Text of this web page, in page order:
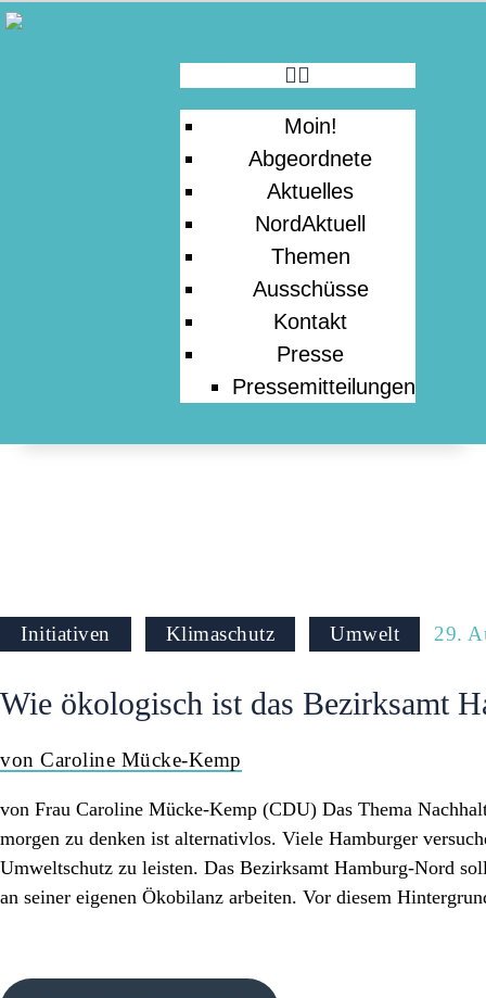
Moin!
Abgeordnete
Aktuelles
NordAktuell
Themen
Ausschüsse
Kontakt
Presse
Pressemitteilungen
MOIN!
ABGEORDNETE
AKTUELLES
NORDAKTUELL
THEMEN
AUSSCHÜSSE
KONTAKT
Initiativen Klimaschutz Umwelt 29.
Wie ökologisch ist das Bezirksamt
von Caroline Mücke-Kemp
von Frau Caroline Mücke-Kemp (CDU) Das Thema
morgen zu denken ist alternativlos. Viele Hamburger
Umweltschutz zu leisten. Das Bezirksamt Hamburg-Nord
an seiner eigenen Ökobilanz arbeiten. Vor diesem